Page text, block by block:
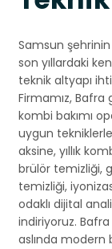
Samsun
son yıllardaki
teknik altyapı
Firmamız,
kombi bakımı
uygun
aksine, yıllık
brülör temizliği,
temizliği,
odaklı dijital
indiriyoruz.
aslında modern